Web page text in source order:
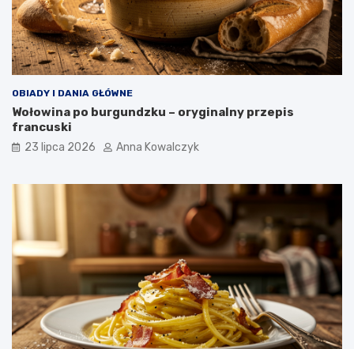
OBIADY I DANIA GŁÓWNE
Wołowina po burgundzku – oryginalny przepis
francuski
23 lipca 2026 Anna Kowalczyk